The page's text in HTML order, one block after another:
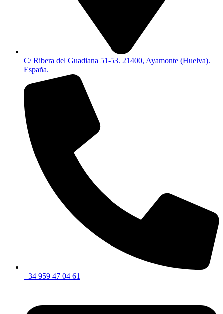
C/ Ribera del Guadiana 51-53. 21400, Ayamonte (Huelva).
España.
+34 959 47 04 61